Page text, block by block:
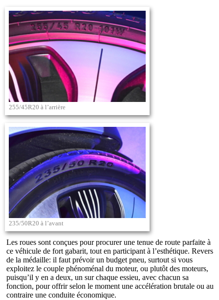
255/45R20 à l’arrière
235/50R20 à l’avant
Les roues sont conçues pour procurer une tenue de route parfaite à
ce véhicule de fort gabarit, tout en participant à l’esthétique. Revers
de la médaille: il faut prévoir un budget pneu, surtout si vous
exploitez le couple phénoménal du moteur, ou plutôt des moteurs,
puisqu’il y en a deux, un sur chaque essieu, avec chacun sa
fonction, pour offrir selon le moment une accélération brutale ou au
contraire une conduite économique.